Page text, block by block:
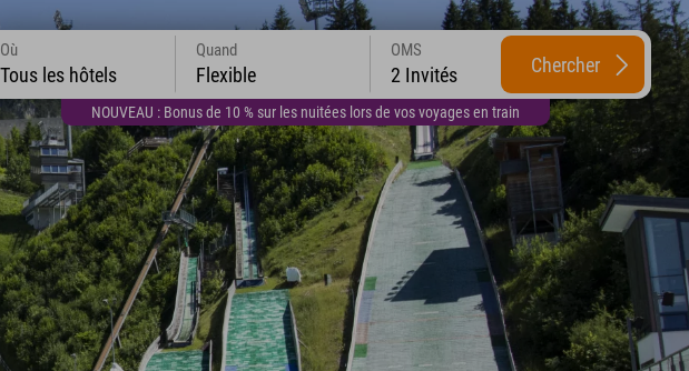
NOUVEAU : Bonus de 10 % sur les nuitées lors de vos voyages en train
Où
Tous les hôtels
Quand
Flexible
OMS
2 Invités Chercher